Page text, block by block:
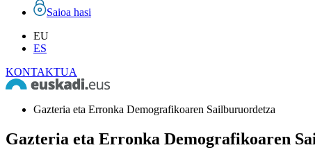
Saioa hasi
EU
ES
KONTAKTUA
Gazteria eta Erronka Demografikoaren Sailburuordetza
Gazteria eta Erronka Demografikoaren